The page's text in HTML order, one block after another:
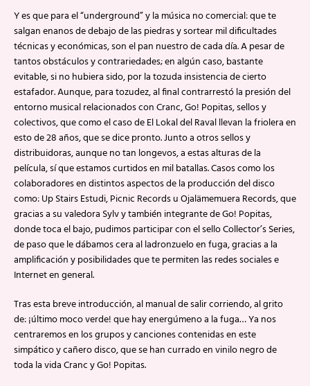
Y es que para el “underground” y la música no comercial: que te
salgan enanos de debajo de las piedras y sortear mil dificultades
técnicas y económicas, son el pan nuestro de cada día. A pesar de
tantos obstáculos y contrariedades; en algún caso, bastante
evitable, si no hubiera sido, por la tozuda insistencia de cierto
estafador. Aunque, para tozudez, al final contrarrestó la presión del
entorno musical relacionados con Cranc, Go! Popitas, sellos y
colectivos, que como el caso de El Lokal del Raval llevan la friolera en
esto de 28 años, que se dice pronto. Junto a otros sellos y
distribuidoras, aunque no tan longevos, a estas alturas de la
película, sí que estamos curtidos en mil batallas. Casos como los
colaboradores en distintos aspectos de la producción del disco
como: Up Stairs Estudi, Picnic Records u Ojalämemuera Records, que
gracias a su valedora Sylv y también integrante de Go! Popitas,
donde toca el bajo, pudimos participar con el sello Collector’s Series,
de paso que le dábamos cera al ladronzuelo en fuga, gracias a la
amplificación y posibilidades que te permiten las redes sociales e
Internet en general.
Tras esta breve introducción, al manual de salir corriendo, al grito
de: ¡último moco verde! que hay energúmeno a la fuga… Ya nos
centraremos en los grupos y canciones contenidas en este
simpático y cañero disco, que se han currado en vinilo negro de
toda la vida Cranc y Go! Popitas.